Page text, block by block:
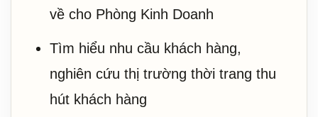
về cho Phòng Kinh Doanh
Tìm hiểu nhu cầu khách hàng,
nghiên cứu thị trường thời trang thu
hút khách hàng